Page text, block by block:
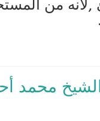
من
محمد